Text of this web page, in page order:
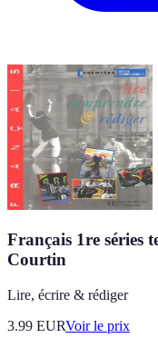
Français 1re séries
Courtin
Lire, écrire & rédiger
3.99 EURVoir le prix